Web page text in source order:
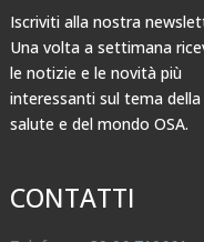
Iscriviti alla nostra
Una volta a settimana
le notizie e le novità più
interessanti sul tema della
salute e del mondo OSA.
CONTATTI